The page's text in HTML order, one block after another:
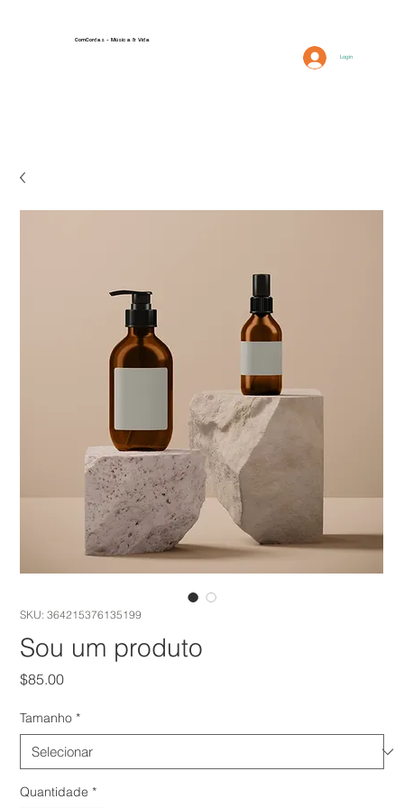
ComCordas - Música & Vida
DescriçãoLogin
SKU: 364215376135199
Sou um produto
$85.00Preço
Tamanho *
Quantidade *